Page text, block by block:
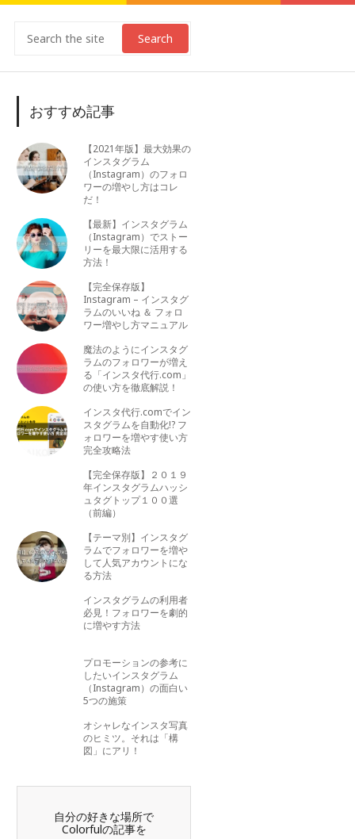
Search
おすすめ記事
【2021年版】最大効果の
インスタグラム
（Instagram）のフォロ
ワーの増やし方はコレ
だ！
【最新】インスタグラム
（Instagram）でストー
リーを最大限に活用する
方法！
【完全保存版】
Instagram – インスタグ
ラムのいいね ＆ フォロ
ワー増やし方マニュアル
魔法のようにインスタグ
ラムのフォロワーが増え
る「インスタ代行.com」
の使い方を徹底解説！
インスタ代行.comでイン
スタグラムを自動化!? フ
ォロワーを増やす使い方
完全攻略法
【完全保存版】２０１９
年インスタグラムハッシ
ュタグトップ１００選
（前編）
【テーマ別】インスタグ
ラムでフォロワーを増や
して人気アカウントにな
る方法
インスタグラムの利用者
必見！フォロワーを劇的
に増やす方法
プロモーションの参考に
したいインスタグラム
（Instagram）の面白い
5つの施策
オシャレなインスタ写真
のヒミツ。それは「構
図」にアリ！
自分の好きな場所で
Colorfulの記事を